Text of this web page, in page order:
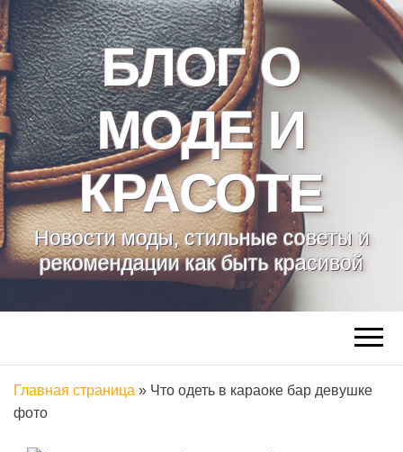
БЛОГ О
МОДЕ И
КРАСОТЕ
Новости моды, стильные советы и
рекомендации как быть красивой
Главная страница » Что одеть в караоке бар девушке
фото